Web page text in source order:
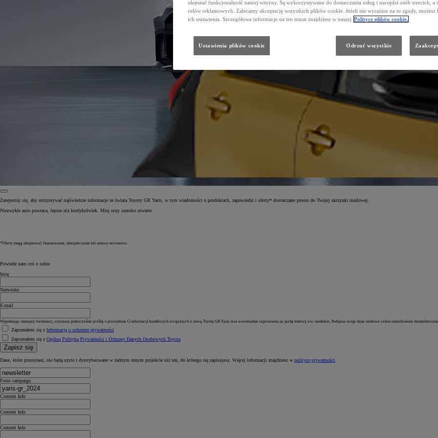
Zarejestruj się, aby otrzymywać najświeższe informacje ze świata Toyoty GR Yaris, w tym wiadomości o produktach, zapowiedzi i oferty* dostarczane prosto do Twojej skrzynki mailowej.
Niezwykłe auto powraca, lepsze niż kiedykolwiek. Miej oczy szeroko otwarte.
*Oferty mogą obejmować finansowanie, ubezpieczenie lub umowy serwisowe.
Powiedz nam coś o sobie
Imię
Nazwisko
E-mail
Wypełniając niniejszy formularz, wyrażasz jednocześnie prośbę o przesyłanie Ci informacji handlowych związanych z nową Toyotą GR Yaris oraz ewentualnie zaproszenia na jazdę testową ww. modelem. Podajesz swoje dane osobowe celem umożliwienia
Zapoznałem się z Informacją o ochronie prywatności
Zapoznałem się z Ogólną Polityką Prywatności i Ochrony Danych Osobowych Toyota
Zapisz się
Dane, które przesyłasz, nie będą użyte i dystrybuowane w żadnym innym projekcie niż ten, do którego się zapisujesz. Więcej informacji znajdziesz w polityce prywatności
Form campaign
Consent Info
Consent Info
Consent Info
ulepszać funkcjonalność naszej witryny. Są wykorzystywane do dostarczania usług i narzędzi osób trzecich, a
celów reklamowych. Zalecamy akceptację wszystkich plików cookie. Jeżeli nie wyrażasz na to zgody, możesz
ich ustawienia. Szczegółowe informacje na ten temat znajdziesz w naszej Polityce plików cookie.
Ustawienia plików cookie Odrzuć wszystkie